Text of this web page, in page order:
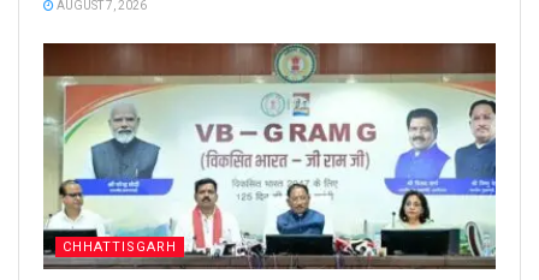
AUGUST 7, 2026
CHHATTISGARH